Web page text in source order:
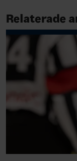
Relaterade